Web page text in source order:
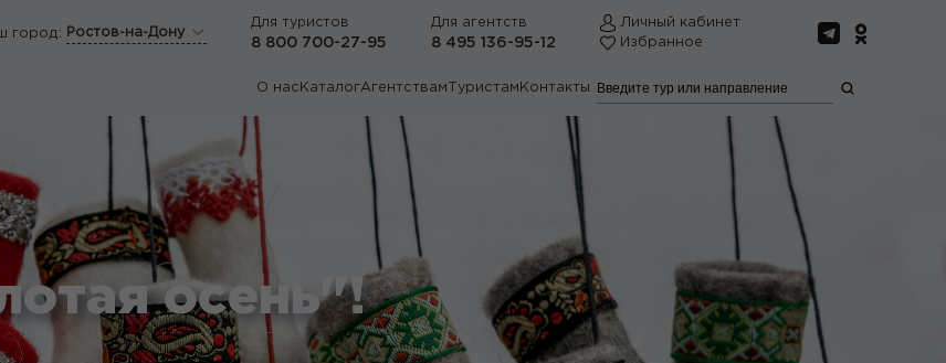
город: Ростов-на-Дону
Для туристов
8 800 700-27-95
Для агентств
8 495 136-95-12
Личный кабинет
Избранное
О нас КаталогАгентствам Туристам Контакты
осень"!